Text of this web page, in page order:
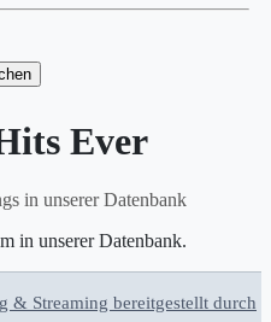
Ever
in unserer Datenbank
in unserer Datenbank.
& Streaming bereitgestellt durch